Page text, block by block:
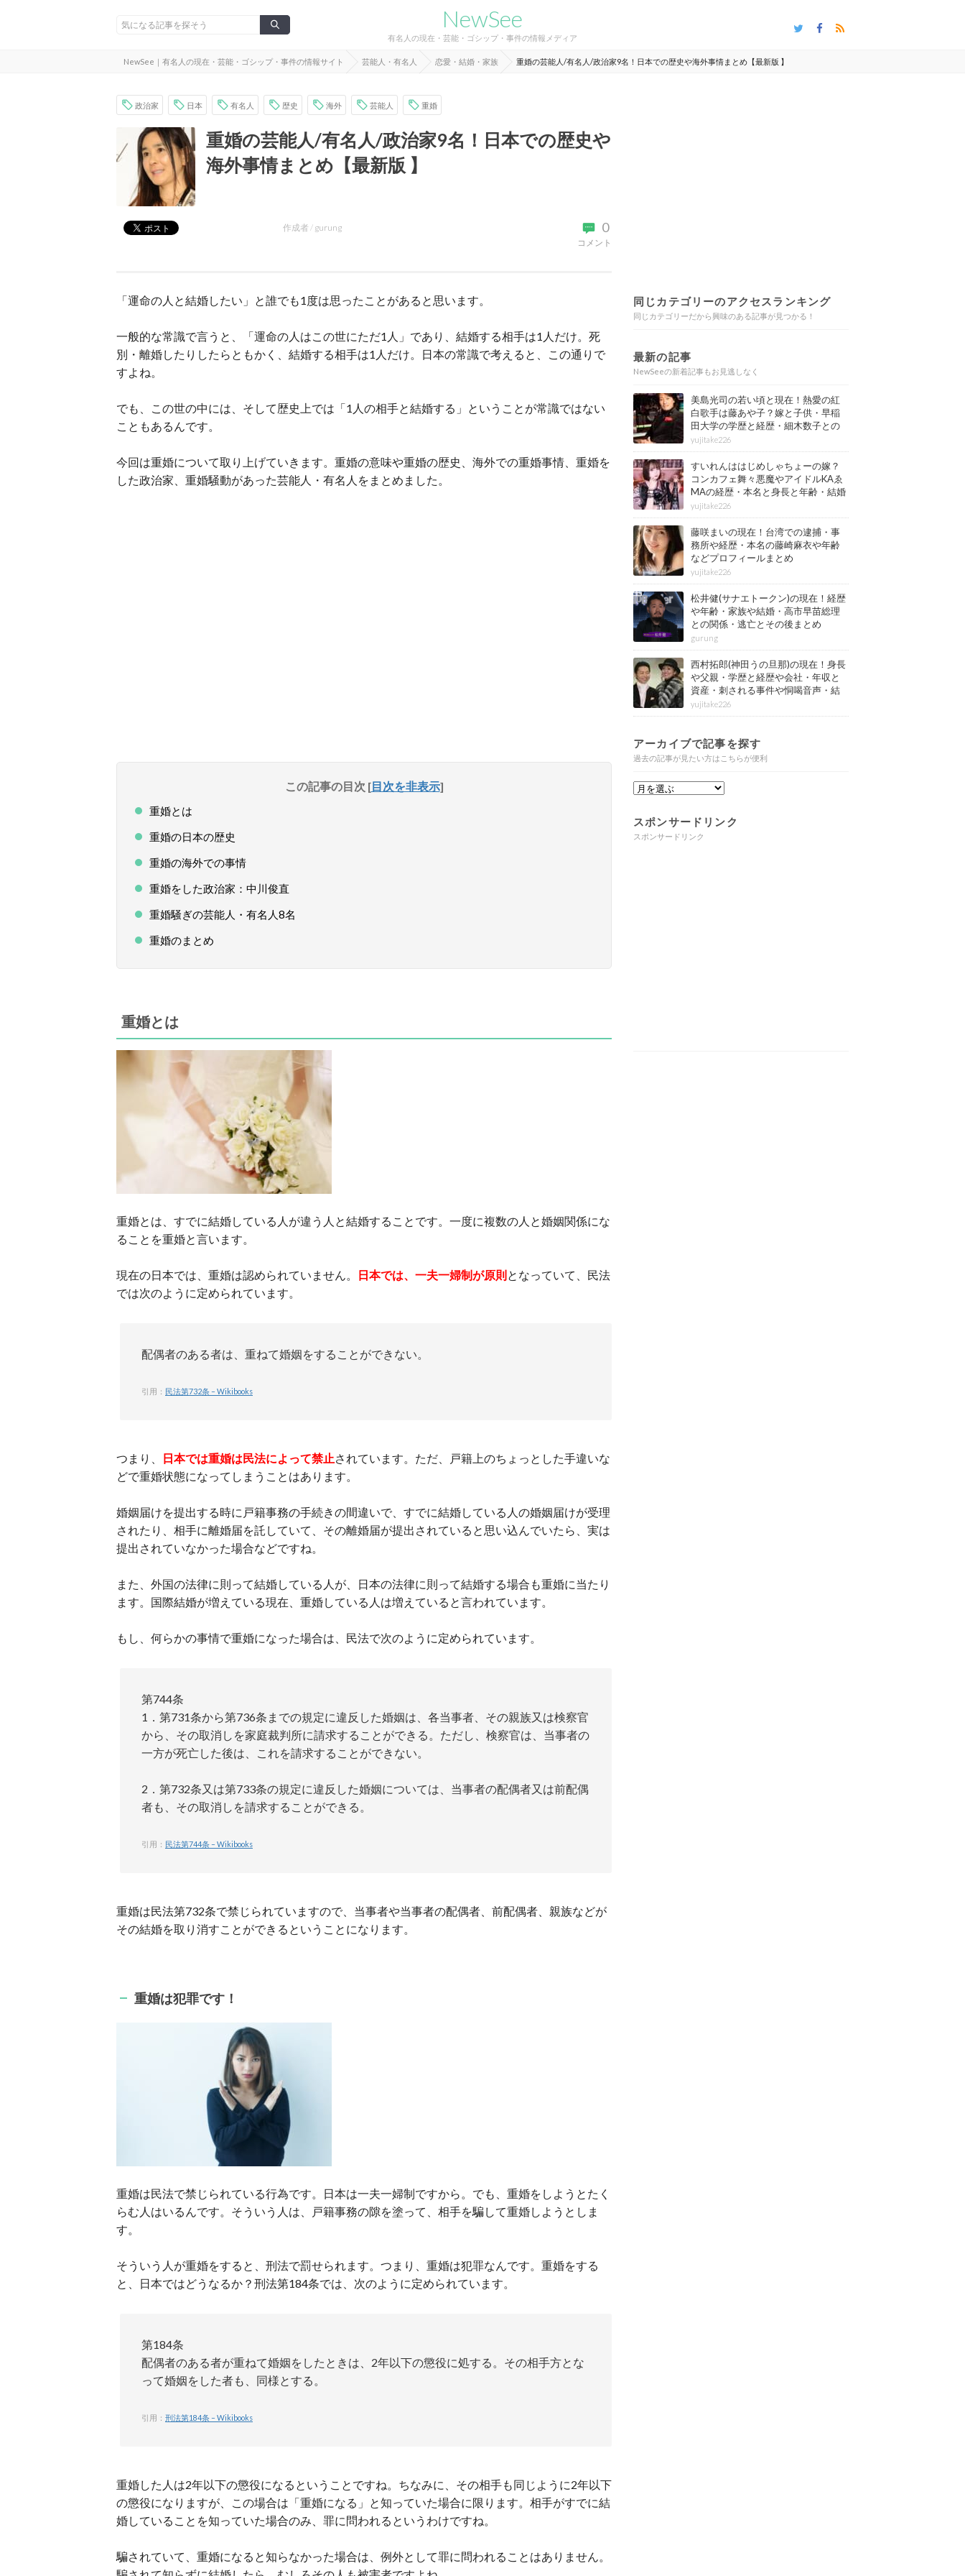
NewSee
有名人の現在・芸能・ゴシップ・事件の情報メディア
NewSee｜有名人の現在・芸能・ゴシップ・事件の情報サイト 芸能人・有名人 恋愛・結婚・家族 重婚の芸能人/有名人/政治家9名！日本での歴史や海外事情まとめ【最新版 】
政治家 日本 有名人 歴史 海外 芸能人 重婚
重婚の芸能人/有名人/政治家9名！日本での歴史や
海外事情まとめ【最新版 】
0
コメント
作成者 / gurung
「運命の人と結婚したい」と誰でも1度は思ったことがあると思います。
一般的な常識で言うと、「運命の人はこの世にただ1人」であり、結婚する相手は1人だけ。死
別・離婚したりしたらともかく、結婚する相手は1人だけ。日本の常識で考えると、この通りで
すよね。
でも、この世の中には、そして歴史上では「1人の相手と結婚する」ということが常識ではない
こともあるんです。
今回は重婚について取り上げていきます。重婚の意味や重婚の歴史、海外での重婚事情、重婚を
した政治家、重婚騒動があった芸能人・有名人をまとめました。
この記事の目次 [目次を非表示]
重婚とは
重婚の日本の歴史
重婚の海外での事情
重婚をした政治家：中川俊直
重婚騒ぎの芸能人・有名人8名
重婚のまとめ
重婚とは
重婚とは、すでに結婚している人が違う人と結婚することです。一度に複数の人と婚姻関係にな
ることを重婚と言います。
現在の日本では、重婚は認められていません。 日本では、一夫一婦制が原則となっていて、民法
では次のように定められています。
配偶者のある者は、重ねて婚姻をすることができない。
引用： 民法第732条 – Wikibooks
つまり、 日本では重婚は民法によって禁止されています。ただ、戸籍上のちょっとした手違いな
どで重婚状態になってしまうことはあります。
婚姻届けを提出する時に戸籍事務の手続きの間違いで、すでに結婚している人の婚姻届けが受理
されたり、相手に離婚届を託していて、その離婚届が提出されていると思い込んでいたら、実は
提出されていなかった場合などですね。
また、外国の法律に則って結婚している人が、日本の法律に則って結婚する場合も重婚に当たり
ます。国際結婚が増えている現在、重婚している人は増えていると言われています。
もし、何らかの事情で重婚になった場合は、民法で次のように定められています。
第744条
1．第731条から第736条までの規定に違反した婚姻は、各当事者、その親族又は検察官
から、その取消しを家庭裁判所に請求することができる。ただし、検察官は、当事者の
一方が死亡した後は、これを請求することができない。
2．第732条又は第733条の規定に違反した婚姻については、当事者の配偶者又は前配偶
者も、その取消しを請求することができる。
引用： 民法第744条 – Wikibooks
重婚は民法第732条で禁じられていますので、当事者や当事者の配偶者、前配偶者、親族などが
その結婚を取り消すことができるということになります。
重婚は犯罪です！
重婚は民法で禁じられている行為です。日本は一夫一婦制ですから。でも、重婚をしようとたく
らむ人はいるんです。そういう人は、戸籍事務の隙を塗って、相手を騙して重婚しようとしま
す。
そういう人が重婚をすると、刑法で罰せられます。つまり、重婚は犯罪なんです。重婚をする
と、日本ではどうなるか？刑法第184条では、次のように定められています。
第184条
配偶者のある者が重ねて婚姻をしたときは、2年以下の懲役に処する。その相手方とな
って婚姻をした者も、同様とする。
引用： 刑法第184条 – Wikibooks
重婚した人は2年以下の懲役になるということですね。ちなみに、その相手も同じように2年以下
の懲役になりますが、この場合は「重婚になる」と知っていた場合に限ります。相手がすでに結
婚していることを知っていた場合のみ、罪に問われるというわけですね。
騙されていて、重婚になると知らなかった場合は、例外として罪に問われることはありません。
同じカテゴリーのアクセスランキング
同じカテゴリーだから興味のある記事が見つかる！
最新の記事
NewSeeの新着記事もお見逃しなく
美島光司の若い頃と現在！熱愛の紅
白歌手は藤あや子？嫁と子供・早稲
田大学の学歴と経歴・細木数子との
確執もまとめ
yujitake226
すいれんははじめしゃちょーの嫁？
コンカフェ舞々悪魔やアイドルKAゑ
MAの経歴・本名と身長と年齢・結婚
情報もまとめ
yujitake226
藤咲まいの現在！台湾での逮捕・事
務所や経歴・本名の藤崎麻衣や年齢
などプロフィールまとめ
yujitake226
松井健(サナエトークン)の現在！経歴
や年齢・家族や結婚・高市早苗総理
との関係・逃亡とその後まとめ
gurung
西村拓郎(神田うの旦那)の現在！身長
や父親・学歴と経歴や会社・年収と
資産・刺される事件や恫喝音声・結
婚と子供や自宅・脳梗塞の病気もま
とめ
yujitake226
アーカイブで記事を探す
過去の記事が見たい方はこちらが便利
スポンサードリンク
スポンサードリンク